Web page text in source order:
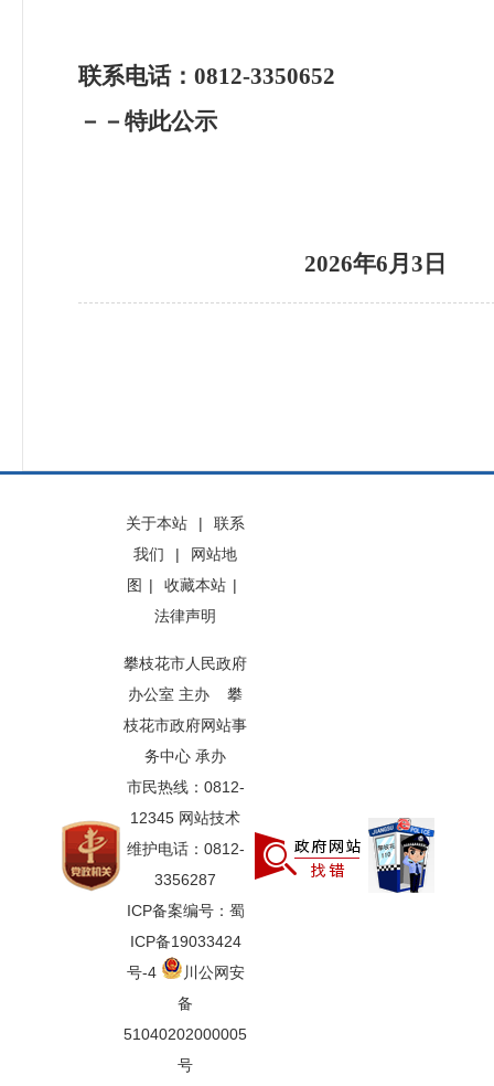
联系电话：0812-3350652
－－特此公示
2026年6月3日
关于本站 |
联系
我们
|
网站地
图 | 收藏本站 |
法律声明
攀枝花市人民政府
办公室 主办 攀
枝花市政府网站事
务中心 承办
市民热线：0812-
12345 网站技术
维护电话：0812-
3356287
ICP备案编号：蜀
ICP备19033424
号-4
川公网安
备
51040202000005
号